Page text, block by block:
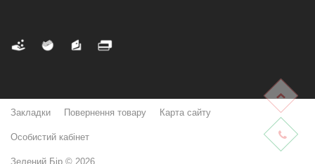
Закладки Повернення товару Карта сайту
Особистий кабінет
Зелений Бір © 2026